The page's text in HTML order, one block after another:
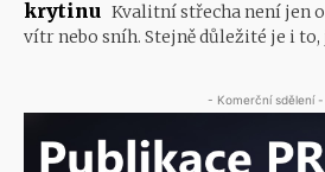
krytinu Kvalitní střecha není jen
vítr nebo sníh. Stejně důležité je i to,
- Komerční sdělení -